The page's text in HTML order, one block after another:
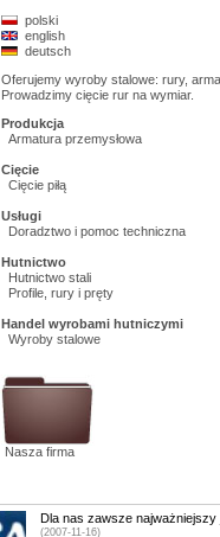
polski
english
deutsch
Oferujemy wyroby stalowe: rury,
Prowadzimy cięcie rur na wymiar.
Produkcja
Armatura przemysłowa
Cięcie
Cięcie piłą
Usługi
Doradztwo i pomoc techniczna
Hutnictwo
Hutnictwo stali
Profile, rury i pręty
Handel wyrobami hutniczymi
Wyroby stalowe
Nasza firma
Dla nas zawsze najważniejszy
(2007-11-16)